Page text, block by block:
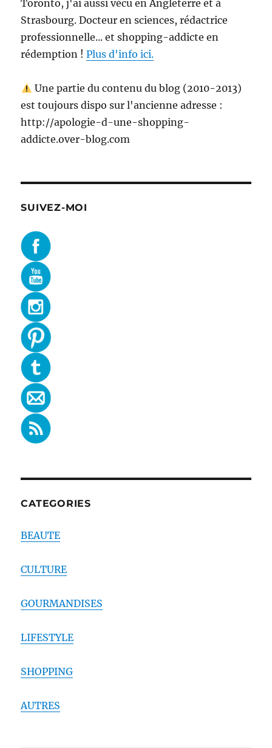
Toronto, j'ai aussi vécu en Angleterre et à
Strasbourg. Docteur en sciences, rédactrice
professionnelle... et shopping-addicte en
rédemption !Plus d'info ici.
Une partie du contenu du blog (2010-2013)
est toujours dispo sur l'ancienne adresse :
http://apologie-d-une-shopping-
addicte.over-blog.com
SUIVEZ-MOI
CATEGORIES
BEAUTE
CULTURE
GOURMANDISES
LIFESTYLE
SHOPPING
AUTRES